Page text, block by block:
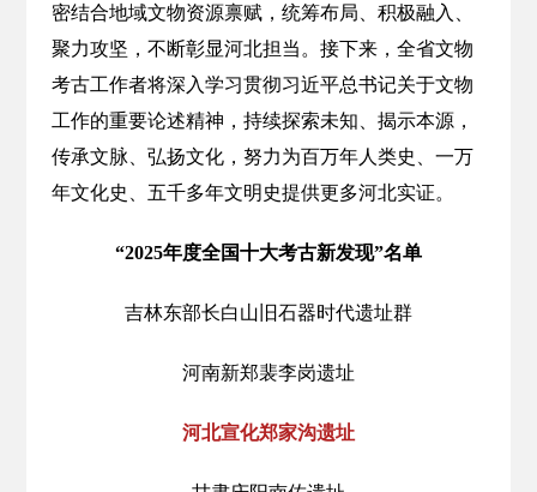
密结合地域文物资源禀赋，统筹布局、积极融入、
聚力攻坚，不断彰显河北担当。接下来，全省文物
考古工作者将深入学习贯彻习近平总书记关于文物
工作的重要论述精神，持续探索未知、揭示本源，
传承文脉、弘扬文化，努力为百万年人类史、一万
年文化史、五千多年文明史提供更多河北实证。
“2025年度全国十大考古新发现”名单
吉林东部长白山旧石器时代遗址群
河南新郑裴李岗遗址
河北宣化郑家沟遗址